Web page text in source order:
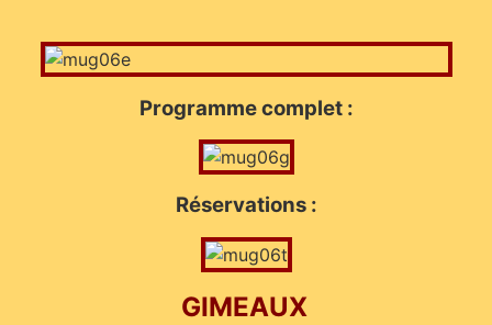
Programme complet :
Réservations :
GIMEAUX